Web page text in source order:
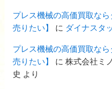
プレス機械の高価買取な
売りたい】
に ダイナスタ
プレス機械の高価買取な
売りたい】
に 株式会社ミ
史 より